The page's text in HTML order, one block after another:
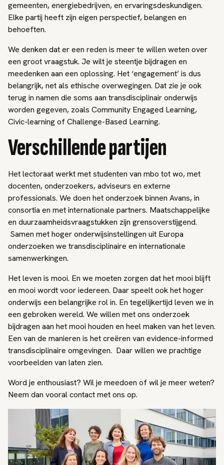
gemeenten, energiebedrijven, en ervaringsdeskundigen.
Elke partij heeft zijn eigen perspectief, belangen en
behoeften.
We denken dat er een reden is meer te willen weten over
een groot vraagstuk. Je wilt je steentje bijdragen en
meedenken aan een oplossing. Het ‘engagement’ is dus
belangrijk, net als ethische overwegingen. Dat zie je ook
terug in namen die soms aan transdisciplinair onderwijs
worden gegeven, zoals Community Engaged Learning,
Civic-learning of Challenge-Based Learning.
Verschillende partijen
Het lectoraat werkt met studenten van mbo tot wo, met
docenten, onderzoekers, adviseurs en externe
professionals. We doen het onderzoek binnen Avans, in
consortia en met internationale partners. Maatschappelijke
en duurzaamheidsvraagstukken zijn grensoverstijgend.
Samen met hoger onderwijsinstellingen uit Europa
onderzoeken we transdisciplinaire en internationale
samenwerkingen.
Het leven is mooi. En we moeten zorgen dat het mooi blijft
en mooi wordt voor iedereen. Daar speelt ook het hoger
onderwijs een belangrijke rol in. En tegelijkertijd leven we in
een gebroken wereld. We willen met ons onderzoek
bijdragen aan het mooi houden en heel maken van het leven.
Een van de manieren is het creëren van evidence-informed
transdisciplinaire omgevingen. Daar willen we prachtige
voorbeelden van laten zien.
Word je enthousiast? Wil je meedoen of wil je meer weten?
Neem dan vooral contact met ons op.